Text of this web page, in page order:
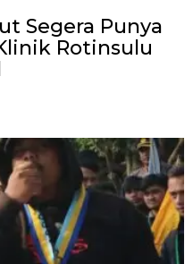
Segera Punya
Rotinsulu